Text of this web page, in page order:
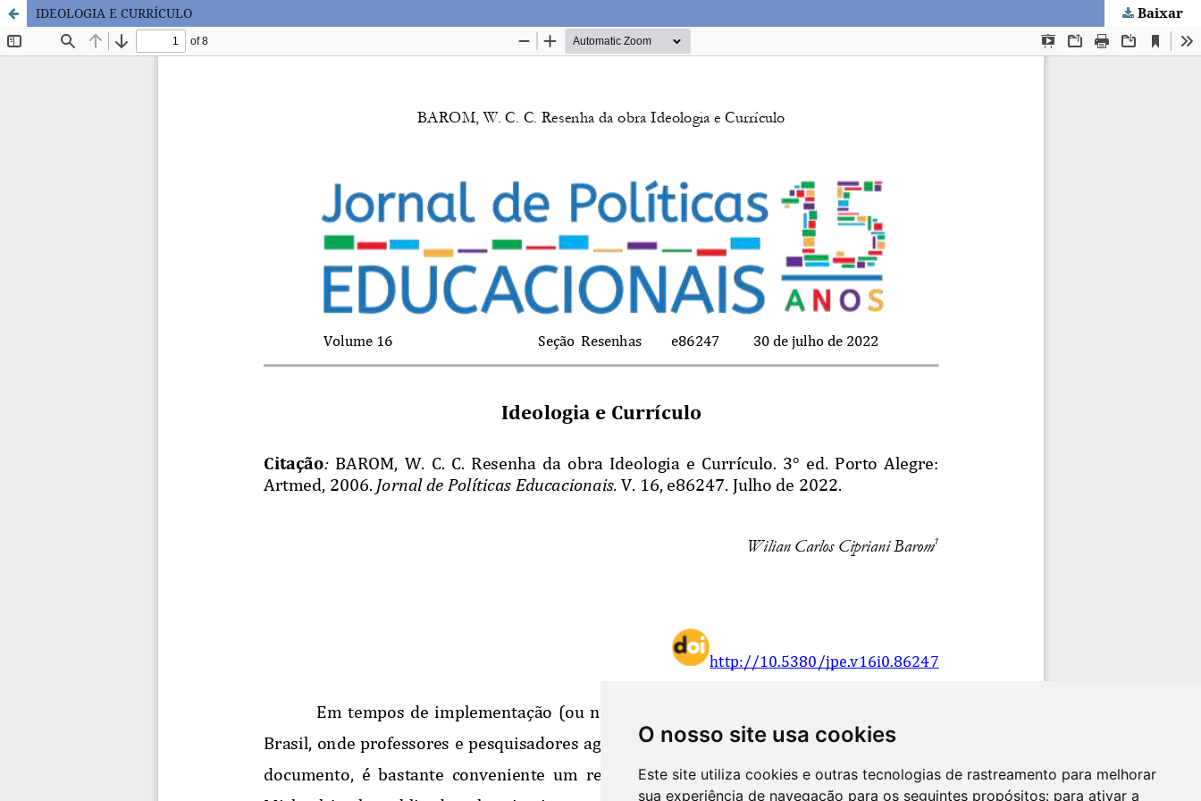
O nosso site usa cookies
Este site utiliza cookies e outras tecnologias de rastreamento para melhorar
sua experiência de navegação para os seguintes propósitos: para ativar a
IDEOLOGIA E CURRÍCULO Baixar